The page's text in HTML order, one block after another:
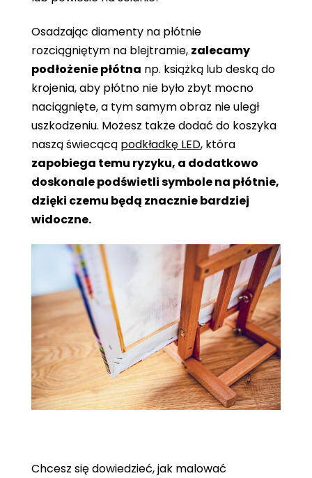
Osadzając diamenty na płótnie
rozciągniętym na blejtramie, zalecamy
podłożenie płótna np. książką lub deską do
krojenia, aby płótno nie było zbyt mocno
naciągnięte, a tym samym obraz nie uległ
uszkodzeniu. Możesz także dodać do koszyka
naszą świecącą podkładkę LED, która
zapobiega temu ryzyku, a dodatkowo
doskonale podświetli symbole na płótnie,
dzięki czemu będą znacznie bardziej
widoczne.
Chcesz się dowiedzieć, jak malować